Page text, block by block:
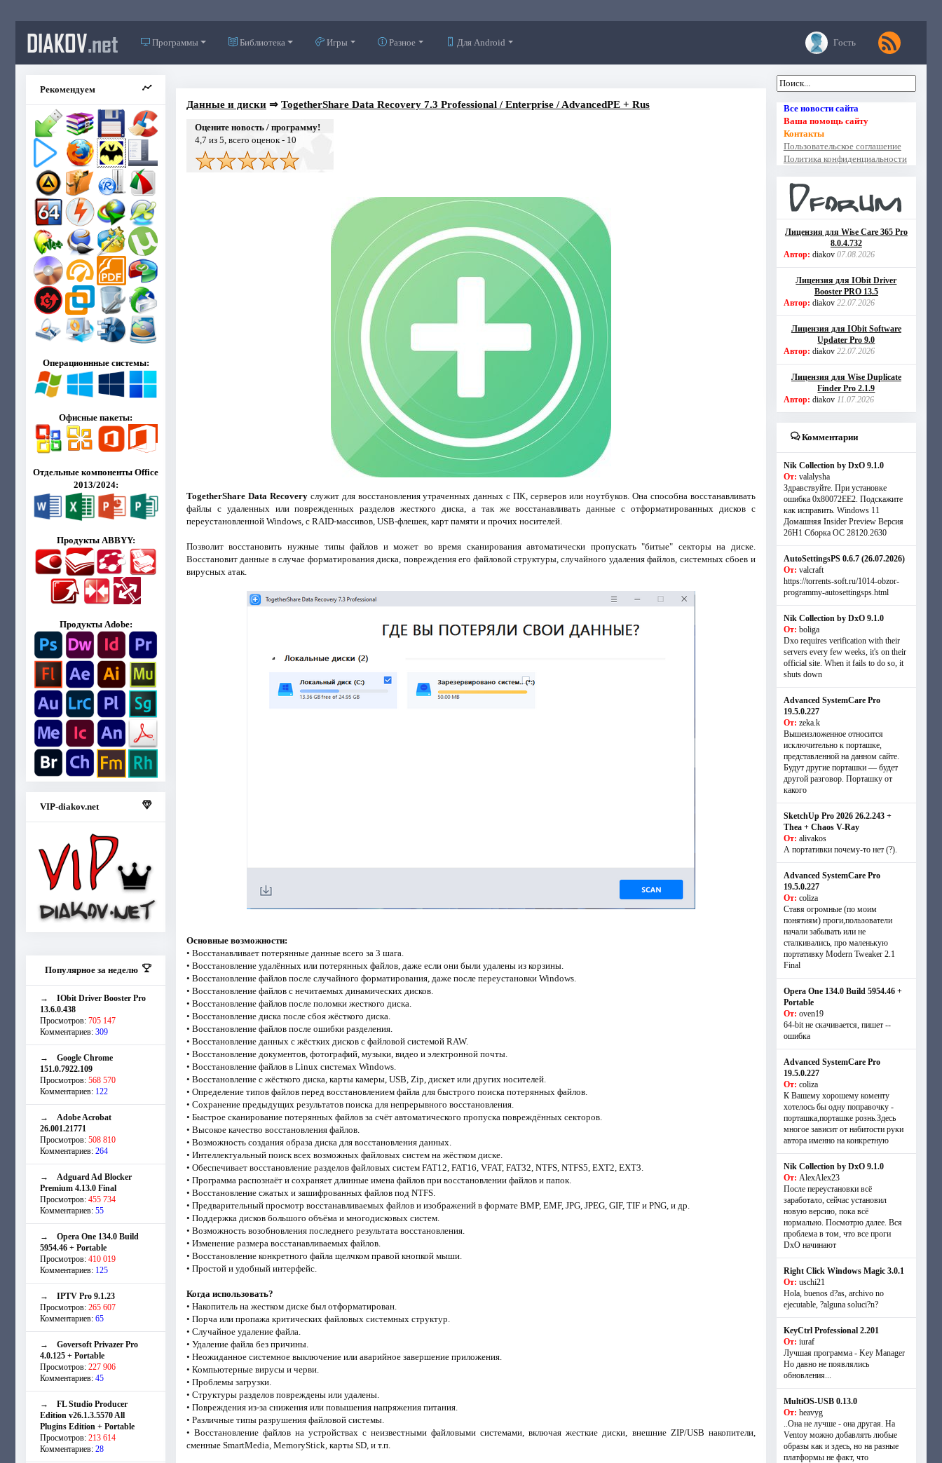
DIAKOV.net Программы Библиотека Игры Разное Для Android Гость
Рекомендуем
Операционнные системы:
Офисные пакеты:
Отдельные компоненты Office
2013/2024:
Продукты ABBYY:
Продукты Adobe:
VIP-diakov.net
Популярное за неделю
→ IObit Driver Booster Pro
13.6.0.438
Просмотров: 705 147
Комментариев: 309
→ Google Chrome
151.0.7922.109
Просмотров: 568 570
Комментариев: 122
→ Adobe Acrobat
26.001.21771
Просмотров: 508 810
Комментариев: 264
→ Adguard Ad Blocker
Premium 4.13.0 Final
Просмотров: 455 734
Комментариев: 55
→ Opera One 134.0 Build
5954.46 + Portable
Просмотров: 410 019
Комментариев: 125
→ IPTV Pro 9.1.23
Просмотров: 265 607
Комментариев: 65
→ Goversoft Privazer Pro
4.0.125 + Portable
Просмотров: 227 906
Комментариев: 45
→ FL Studio Producer
Edition v26.1.3.5570 All
Plugins Edition + Portable
Просмотров: 213 614
Комментариев: 28
Данные и диски⇒ TogetherShare Data Recovery 7.3 Professional / Enterprise / AdvancedPE + Rus
Оцените новость / программу!
4,7 из 5, всего оценок - 10
TogetherShare Data Recoveryслужит для восстановления утраченных данных с ПК, серверов или ноутбуков. Она способна восстанавливать
файлы с удаленных или поврежденных разделов жесткого диска, а так же восстанавливать данные с отформатированных дисков с
переустановленной Windows, с RAID-массивов, USB-флешек, карт памяти и прочих носителей.
Позволит восстановить нужные типы файлов и может во время сканирования автоматически пропускать "битые" секторы на диске.
Восстановит данные в случае форматирования диска, повреждения его файловой структуры, случайного удаления файлов, системных сбоев и
вирусных атак.
Основные возможности:
• Восстанавливает потерянные данные всего за 3 шага.
• Восстановление удалённых или потерянных файлов, даже если они были удалены из корзины.
• Восстановление файлов после случайного форматирования, даже после переустановки Windows.
• Восстановление файлов с нечитаемых динамических дисков.
• Восстановление файлов после поломки жесткого диска.
• Восстановление диска после сбоя жёсткого диска.
• Восстановление файлов после ошибки разделения.
• Восстановление данных с жёстких дисков с файловой системой RAW.
• Восстановление документов, фотографий, музыки, видео и электронной почты.
• Восстановление файлов в Linux системах Windows.
• Восстановление с жёсткого диска, карты камеры, USB, Zip, дискет или других носителей.
• Определение типов файлов перед восстановлением файла для быстрого поиска потерянных файлов.
• Сохранение предыдущих результатов поиска для непрерывного восстановления.
• Быстрое сканирование потерянных файлов за счёт автоматического пропуска повреждённых секторов.
• Высокое качество восстановления файлов.
• Возможность создания образа диска для восстановления данных.
• Интеллектуальный поиск всех возможных файловых систем на жёстком диске.
• Обеспечивает восстановление разделов файловых систем FAT12, FAT16, VFAT, FAT32, NTFS, NTFS5, EXT2, EXT3.
• Программа распознаёт и сохраняет длинные имена файлов при восстановлении файлов и папок.
• Восстановление сжатых и зашифрованных файлов под NTFS.
• Предварительный просмотр восстанавливаемых файлов и изображений в формате BMP, EMF, JPG, JPEG, GIF, TIF и PNG, и др.
• Поддержка дисков большого объёма и многодисковых систем.
• Возможность возобновления последнего результата восстановления.
• Изменение размера восстанавливаемых файлов.
• Восстановление конкретного файла щелчком правой кнопкой мыши.
• Простой и удобный интерфейс.
Когда использовать?
• Накопитель на жестком диске был отформатирован.
• Порча или пропажа критических файловых системных структур.
• Случайное удаление файла.
• Удаление файла без причины.
• Неожиданное системное выключение или аварийное завершение приложения.
• Компьютерные вирусы и черви.
• Проблемы загрузки.
• Структуры разделов повреждены или удалены.
• Повреждения из-за снижения или повышения напряжения питания.
• Различные типы разрушения файловой системы.
• Восстановление файлов на устройствах с неизвестными файловыми системами, включая жесткие диски, внешние ZIP/USB накопители,
сменные SmartMedia, MemoryStick, карты SD, и т.п.
Все новости сайта
Ваша помощь сайту
Контакты
Пользовательское соглашение
Политика конфиденциальности
Лицензия для Wise Care 365 Pro
8.0.4.732
Автор: diakov 07.08.2026
Лицензия для IObit Driver
Booster PRO 13.5
Автор: diakov 22.07.2026
Лицензия для IObit Software
Updater Pro 9.0
Автор: diakov 22.07.2026
Лицензия для Wise Duplicate
Finder Pro 2.1.9
Автор: diakov 11.07.2026
Комментарии
Nik Collection by DxO 9.1.0
От: valalysha
Здравствуйте. При установке
ошибка 0х80072EE2. Подскажите
как исправить. Windows 11
Домашняя Insider Preview Версия
26H1 Сборка ОС 28120.2630
AutoSettingsPS 0.6.7 (26.07.2026)
От: valcraft
https://torrents-soft.ru/1014-obzor-
programmy-autosettingsps.html
Nik Collection by DxO 9.1.0
От: boliga
Dxo requires verification with their
servers every few weeks, it's on their
official site. When it fails to do so, it
shuts down
Advanced SystemCare Pro
19.5.0.227
От: zeka.k
Вышеизложенное относится
исключительно к порташке,
представленной на данном сайте.
Будут другие порташки — будет
другой разговор. Порташку от
какого
SketchUp Pro 2026 26.2.243 +
Thea + Chaos V-Ray
От: alivakos
А портативки почему-то нет (?).
Advanced SystemCare Pro
19.5.0.227
От: coliza
Ставя огромные (по моим
понятиям) проги,пользователи
начали забывать или не
сталкивались, про маленькую
портативку Modern Tweaker 2.1
Final
Opera One 134.0 Build 5954.46 +
Portable
От: oven19
64-bit не скачивается, пишет --
ошибка
Advanced SystemCare Pro
19.5.0.227
От: coliza
К Вашему хорошему коменту
хотелось бы одну поправочку -
порташка,порташке рознь.Здесь
многое зависит от набитости руки
автора именно на конкретную
Nik Collection by DxO 9.1.0
От: AlexAlex23
После переустановки всё
заработало, сейчас установил
новую версию, пока всё
нормально. Посмотрю далее. Вся
проблема в том, что все проги
DxO начинают
Right Click Windows Magic 3.0.1
От: uschi21
Hola, buenos d?as, archivo no
ejecutable, ?alguna soluci?n?
KeyCtrl Professional 2.201
От: iuraf
Лучшая программа - Key Manager
Но давно не появлялись
обновления...
MultiOS-USB 0.13.0
От: heavyg
..Она не лучше - она другая. На
Ventoy можно добавлять любые
образы как и здесь, но на разные
платформы не факт, что